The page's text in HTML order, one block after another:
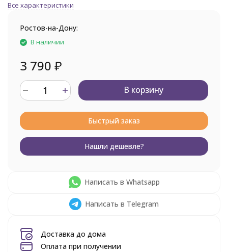
Все характеристики
Ростов-на-Дону:
В наличии
3 790 ₽
В корзину
Быстрый заказ
Нашли дешевле?
Написать в Whatsapp
Написать в Telegram
Доставка до дома
Оплата при получении